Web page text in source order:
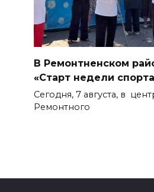
В Ремонтненском
«Старт недели
Сегодня, 7 августа, в
Ремонтного